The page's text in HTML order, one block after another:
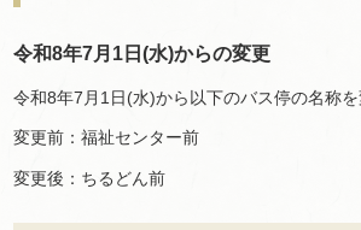
令和8年7月1日(水)からの変更
令和8年7月1日(水)から以下のバス停の名称を
変更前：福祉センター前
変更後：ちるどん前